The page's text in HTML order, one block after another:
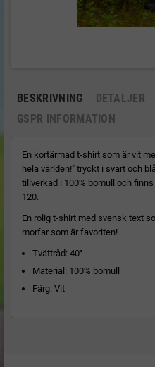
BESKRIVNING DETALJER
GSPR INFORMATION
En kortärmad t-shirt som är vit
hela världen!" tryckt i svart och
tillverkad i 100% bomull och
120.
En rolig t-shirt med svensk text
morfar som är favoriten!
Tvättråd: 40°
Material: 100% bomull
Färg: Vit